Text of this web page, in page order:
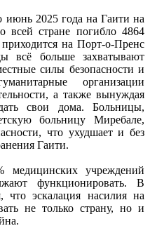
июнь 2025 года на Гаити на
всей стране погибло 4864
на Порт-о-Пренс
всё больше захватывают
силы безопасности и
организации
а также вынуждая
свои дома. Больницы,
больницу Миребале,
что ухудшает и без
Гаити.
учреждений
функционировать. В
что эскалация насилия на
не только страну, но и